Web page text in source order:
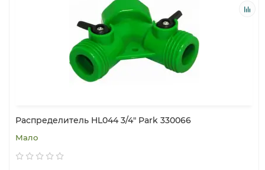
Распределитель HL044 3/4" Park 330066
Мало